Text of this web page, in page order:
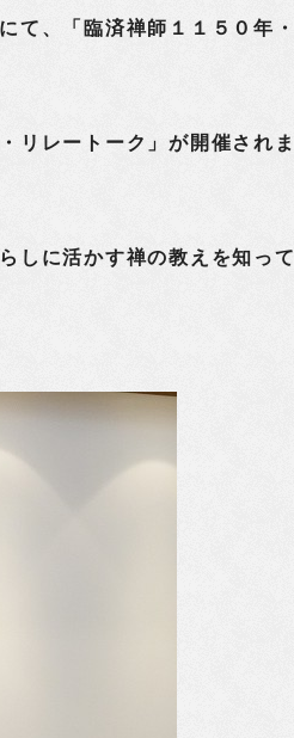
て、「臨済禅師１１５０年
リレートーク」が開催され
しに活かす禅の教えを知っ